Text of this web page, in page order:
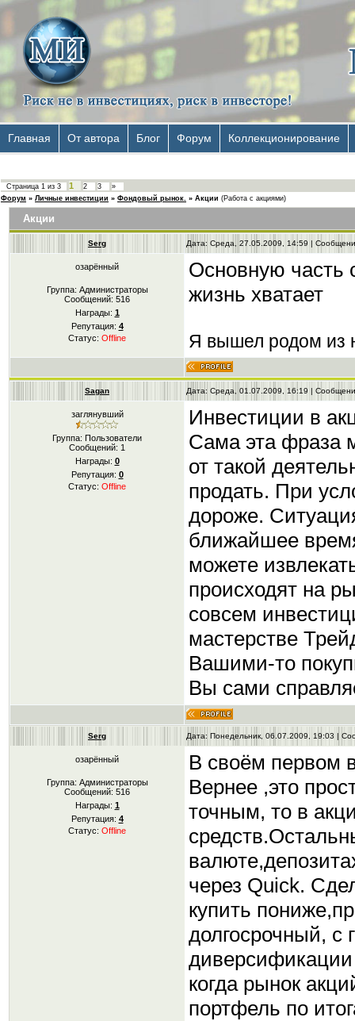
Главная От автора Блог Форум Коллекционирование
Страница 1 из 3 1 2 3
»
Форум » Личные инвестиции » Фондовый рынок. » Акции (Работа с акциями)
Акции
Serg Дата: Среда, 27.05.2009, 14:59 |
озарённый
Группа: Администраторы
Сообщений: 516
Награды: 1
Репутация: 4
Статус: Offline
Основную часть
жизнь хватает
Я вышел родом из
Sagan Дата: Среда, 01.07.2009, 16:19 |
заглянувший
Группа: Пользователи
Сообщений: 1
Награды: 0
Репутация: 0
Статус: Offline
Инвестиции в
Сама эта фраза
от такой
продать. При
дороже.
ближайшее
можете
происходят на
совсем
мастерстве
Вашими-то
Вы сами
Serg Дата: Понедельник, 06.07.2009, 19:03 |
озарённый
Группа: Администраторы
Сообщений: 516
Награды: 1
Репутация: 4
Статус: Offline
В своём первом
Вернее ,это
точным, то в
через Quick.
купить
долгосрочный, с
когда рынок
портфель по